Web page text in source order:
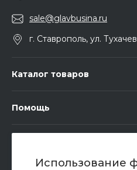
Использование
sale@glavbusina.ru
г. Ставрополь, ул.
Каталог товаров
Помощь